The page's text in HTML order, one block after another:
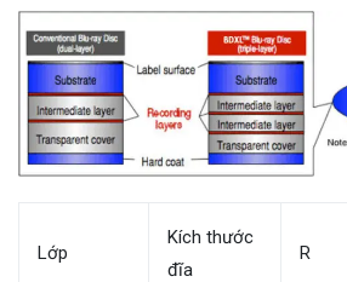
Lớp
Kích thước
đĩa
R